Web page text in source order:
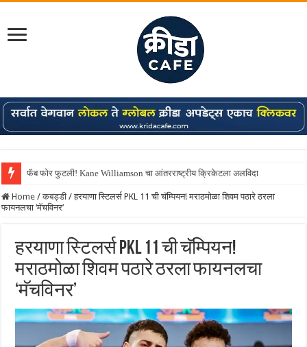
फॅब फोर फुटली! Kane Williamson चा आंतरराष्ट्रीय क्रिकेटला अलविदा
Home / कबड्डी / हरयाणा स्टिलर्स PKL 11 ची चॅम्पियन! मराठमोळा शिवम पठारे ठरला
फायनलचा ‘मॅचविनर’
हरयाणा स्टिलर्स PKL 11 ची चॅम्पियन!
मराठमोळा शिवम पठारे ठरला फायनलचा
‘मॅचविनर’